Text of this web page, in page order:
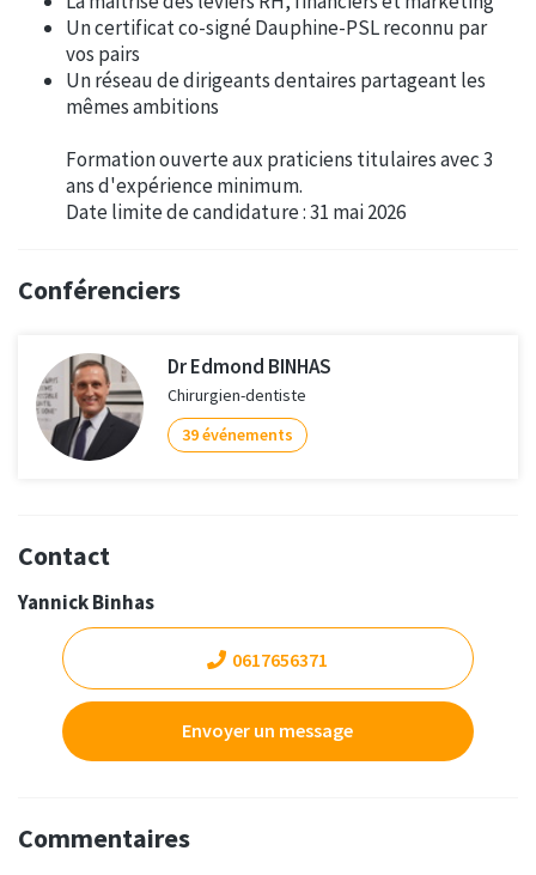
Un certificat co-signé Dauphine-PSL reconnu par
vos pairs
Un réseau de dirigeants dentaires partageant les
mêmes ambitions
Formation ouverte aux praticiens titulaires avec 3
ans d'expérience minimum.
Date limite de candidature : 31 mai 2026
Conférenciers
Dr Edmond BINHAS
Chirurgien-dentiste
39 événements
Contact
Yannick Binhas
0617656371
Envoyer un message
Commentaires